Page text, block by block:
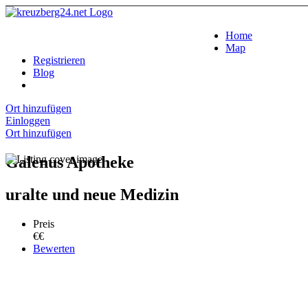
Home
Map
Registrieren
Blog
Ort hinzufügen
Einloggen
Ort hinzufügen
Galenus Apotheke
uralte und neue Medizin
Preis
€€
Bewerten